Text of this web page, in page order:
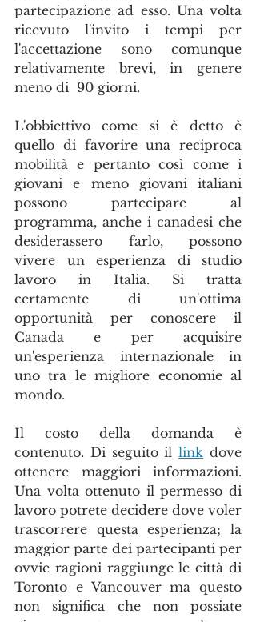
partecipazione ad esso. Una volta
ricevuto l'invito i tempi per
l'accettazione sono comunque
relativamente brevi, in genere
meno di  90 giorni.
L'obbiettivo come si è detto è
quello di favorire una reciproca
mobilità e pertanto così come i
giovani e meno giovani italiani
possono partecipare al
programma, anche i canadesi che
desiderassero farlo, possono
vivere un esperienza di studio
lavoro in Italia. Si tratta
certamente di un'ottima
opportunità per conoscere il
Canada e per acquisire
un'esperienza internazionale in
uno tra le migliore economie al
mondo.
Il costo della domanda è
contenuto. Di seguito il link dove
ottenere maggiori informazioni.
Una volta ottenuto il permesso di
lavoro potrete decidere dove voler
trascorrere questa esperienza; la
maggior parte dei partecipanti per
ovvie ragioni raggiunge le città di
Toronto e Vancouver ma questo
non significa che non possiate